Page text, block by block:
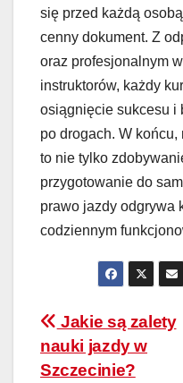
się przed każdą
cenny dokument. Z
oraz profesjonalnym
instruktorów, każdy
osiągnięcie sukcesu i
po drogach. W
to nie tylko
przygotowanie do
prawo jazdy odgrywa
codziennym
Nawigacja
wpisu
Jakie są zalety
nauki jazdy w
Szczecinie?